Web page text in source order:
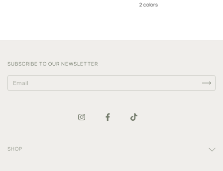
2 colors
SUBSCRIBE TO OUR NEWSLETTER
SHOP